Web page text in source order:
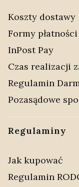
Koszty dostawy
Formy płatności
InPost Pay
Czas realizacji
Regulamin
Pozasądowe
Regulaminy
Jak kupować
Regulamin